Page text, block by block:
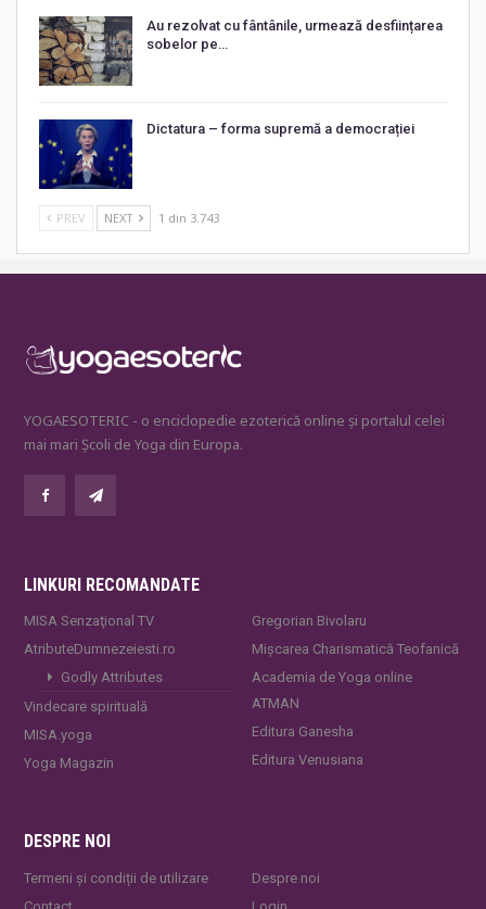
Au rezolvat cu fântânile, urmează desființarea
sobelor pe…
Dictatura – forma supremă a democrației
PREV NEXT 1 din 3.743
YOGAESOTERIC - o enciclopedie ezoterică online și portalul celei
mai mari Școli de Yoga din Europa.
LINKURI RECOMANDATE
MISA Senzaţional TV
AtributeDumnezeiesti.ro
Godly Attributes
Vindecare spirituală
MISA.yoga
Yoga Magazin
Gregorian Bivolaru
Mișcarea Charismatică Teofanică
Academia de Yoga online
ATMAN
Editura Ganesha
Editura Venusiana
DESPRE NOI
Termeni și condiții de utilizare
Despre noi